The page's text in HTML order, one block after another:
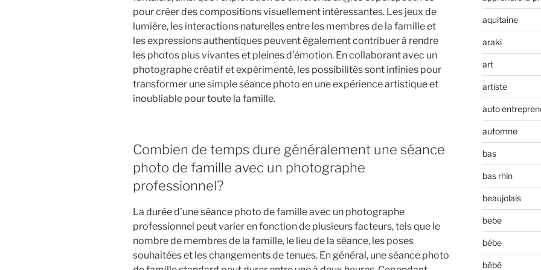
pour créer des compositions visuellement intéressantes. Les jeux de
lumière, les interactions naturelles entre les membres de la famille et
les expressions authentiques peuvent également contribuer à rendre
les photos plus vivantes et pleines d’émotion. En collaborant avec un
photographe créatif et expérimenté, les possibilités sont infinies pour
transformer une simple séance photo en une expérience artistique et
inoubliable pour toute la famille.
Combien de temps dure généralement une séance
photo de famille avec un photographe
professionnel?
La durée d’une séance photo de famille avec un photographe
professionnel peut varier en fonction de plusieurs facteurs, tels que le
nombre de membres de la famille, le lieu de la séance, les poses
souhaitées et les changements de tenues. En général, une séance photo
aquitaine
araki
art
artiste
auto
automne
bas
bas rhin
beaujolais
bebe
bébe
bébé